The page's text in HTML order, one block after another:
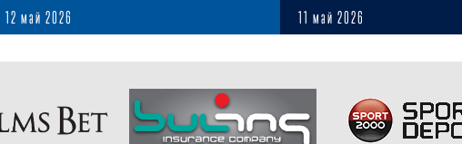
12 май 2026 11 май 2026